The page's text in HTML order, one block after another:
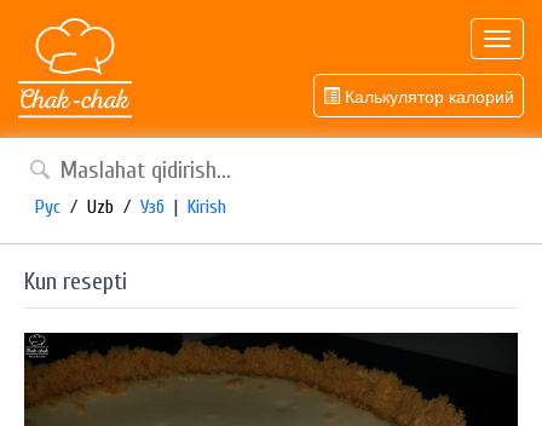
Калькулятор калорий
Рус / Uzb / Узб | Kirish
Kun resepti